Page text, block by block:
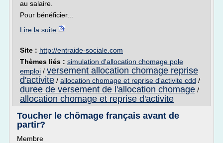
au salaire.
Pour bénéficier...
Lire la suite
Site : http://entraide-sociale.com
Thèmes liés : simulation d'allocation chomage pole
emploi / versement allocation chomage reprise
d'activite / allocation chomage et reprise d'activite cdd /
duree de versement de l'allocation chomage /
allocation chomage et reprise d'activite
Toucher le chômage français avant de
partir?
Membre